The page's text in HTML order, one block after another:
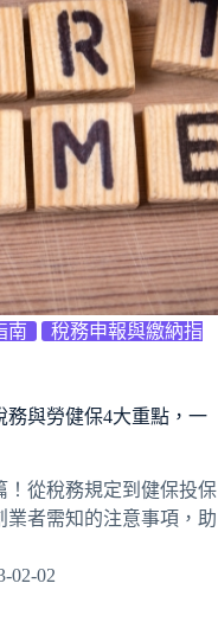
南
稅務申報與繳納指
務與勞健保4大重點，一
！從稅務規定到健保投保
業者需知的注意事項，助
02-02